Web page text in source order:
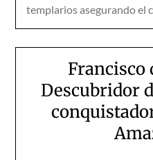
templarios asegurando el
Francisco
Descubridor